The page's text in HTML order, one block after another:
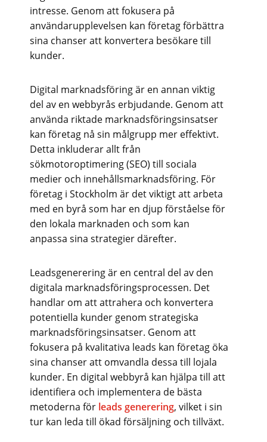
intresse. Genom att fokusera på
användarupplevelsen kan företag förbättra
sina chanser att konvertera besökare till
kunder.
Digital marknadsföring är en annan viktig
del av en webbyrås erbjudande. Genom att
använda riktade marknadsföringsinsatser
kan företag nå sin målgrupp mer effektivt.
Detta inkluderar allt från
sökmotoroptimering (SEO) till sociala
medier och innehållsmarknadsföring. För
företag i Stockholm är det viktigt att arbeta
med en byrå som har en djup förståelse för
den lokala marknaden och som kan
anpassa sina strategier därefter.
Leadsgenerering är en central del av den
digitala marknadsföringsprocessen. Det
handlar om att attrahera och konvertera
potentiella kunder genom strategiska
marknadsföringsinsatser. Genom att
fokusera på kvalitativa leads kan företag öka
sina chanser att omvandla dessa till lojala
kunder. En digital webbyrå kan hjälpa till att
identifiera och implementera de bästa
metoderna för leads generering, vilket i sin
tur kan leda till ökad försäljning och tillväxt.